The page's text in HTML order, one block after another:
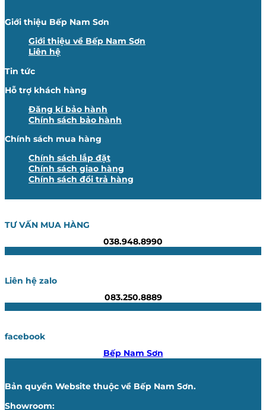
Giới thiệu Bếp Nam Sơn
Giới thiệu về Bếp Nam Sơn
Liên hệ
Tin tức
Hỗ trợ khách hàng
Đăng kí bảo hành
Chính sách bảo hành
Chính sách mua hàng
Chính sách lắp đặt
Chính sách giao hàng
Chính sách đổi trả hàng
TƯ VẤN MUA HÀNG
038.948.8990
Liên hệ zalo
083.250.8889
facebook
Bếp Nam Sơn
Bản quyền Website thuộc về Bếp Nam Sơn.
Showroom: